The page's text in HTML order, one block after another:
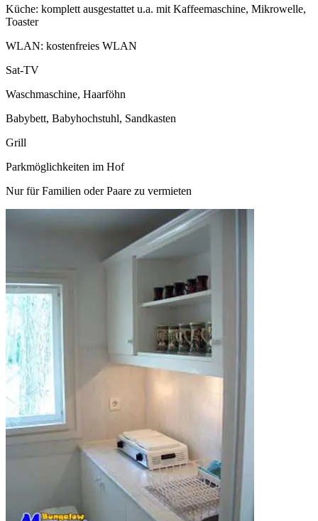
Küche: komplett ausgestattet u.a. mit Kaffeemaschine, Mikrowelle,
Toaster
WLAN: kostenfreies WLAN
Sat-TV
Waschmaschine, Haarföhn
Babybett, Babyhochstuhl, Sandkasten
Grill
Parkmöglichkeiten im Hof
Nur für Familien oder Paare zu vermieten